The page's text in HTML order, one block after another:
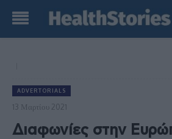
ADVERTORIALS
13 Μαρτίου 2021
Διαφωνίες στην